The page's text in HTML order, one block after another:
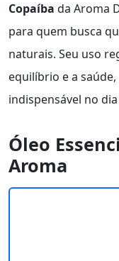
Copaíba da Aroma
para quem busca
naturais. Seu uso
equilíbrio e a
indispensável no
Óleo
Aroma